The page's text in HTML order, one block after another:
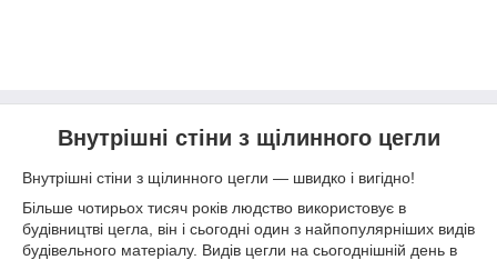
Внутрішні стіни з щілинного цегли
Внутрішні стіни з щілинного цегли — швидко і вигідно!
Більше чотирьох тисяч років людство використовує в
будівництві цегла, він і сьогодні один з найпопулярніших видів
будівельного матеріалу. Видів цегли на сьогоднішній день в